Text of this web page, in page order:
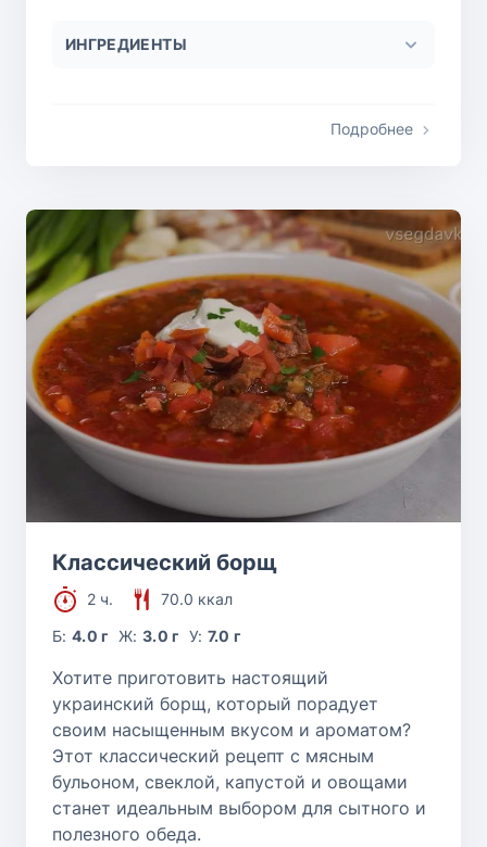
ИНГРЕДИЕНТЫ
Подробнее
Классический борщ
2 ч.
70.0 ккал
Б:4.0 г Ж: 3.0 г У: 7.0 г
Хотите приготовить настоящий
украинский борщ, который порадует
своим насыщенным вкусом и ароматом?
Этот классический рецепт с мясным
бульоном, свеклой, капустой и овощами
станет идеальным выбором для сытного и
полезного обеда.